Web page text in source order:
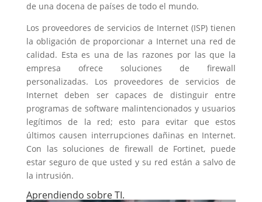
de una docena de países de todo el mundo.
Los proveedores de servicios de Internet (ISP) tienen
la obligación de proporcionar a Internet una red de
calidad. Esta es una de las razones por las que la
empresa ofrece soluciones de firewall
personalizadas. Los proveedores de servicios de
Internet deben ser capaces de distinguir entre
programas de software malintencionados y usuarios
legítimos de la red; esto para evitar que estos
últimos causen interrupciones dañinas en Internet.
Con las soluciones de firewall de Fortinet, puede
estar seguro de que usted y su red están a salvo de
la intrusión.
Aprendiendo sobre TI.